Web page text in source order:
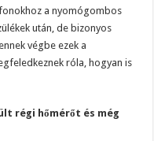
a nyomógombos
után, de bizonyos
végbe ezek a
róla, hogyan is
régi hőmérőt és még